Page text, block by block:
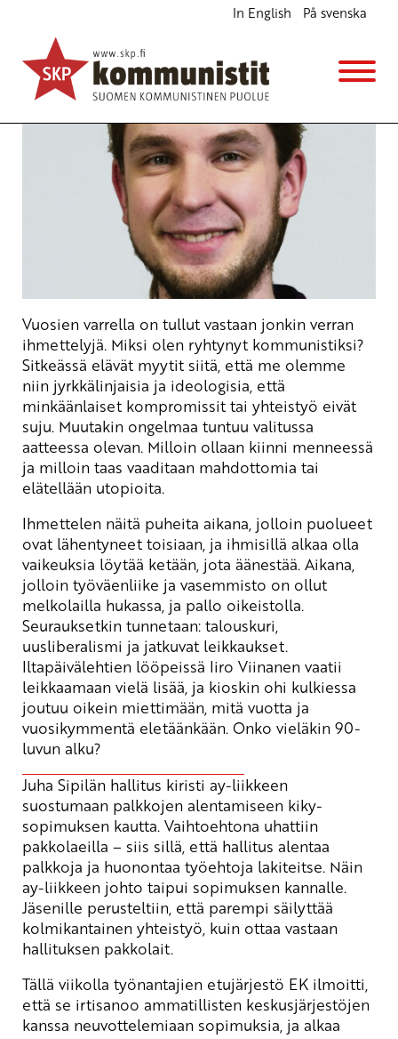
In English På svenska
Annatko liekaa vai taisteletko?
Blogi
22.2.2017 - 0:27
Vuosien varrella on tullut vastaan jonkin verran
ihmettelyjä. Miksi olen ryhtynyt kommunistiksi?
Sitkeässä elävät myytit siitä, että me olemme
niin jyrkkälinjaisia ja ideologisia, että
minkäänlaiset kompromissit tai yhteistyö eivät
suju. Muutakin ongelmaa tuntuu valitussa
aatteessa olevan. Milloin ollaan kiinni menneessä
ja milloin taas vaaditaan mahdottomia tai
elätellään utopioita.
Ihmettelen näitä puheita aikana, jolloin puolueet
ovat lähentyneet toisiaan, ja ihmisillä alkaa olla
vaikeuksia löytää ketään, jota äänestää. Aikana,
jolloin työväenliike ja vasemmisto on ollut
melkolailla hukassa, ja pallo oikeistolla.
Seurauksetkin tunnetaan: talouskuri,
uusliberalismi ja jatkuvat leikkaukset.
Iltapäivälehtien lööpeissä Iiro Viinanen vaatii
leikkaamaan vielä lisää, ja kioskin ohi kulkiessa
joutuu oikein miettimään, mitä vuotta ja
vuosikymmentä eletäänkään. Onko vieläkin 90-
luvun alku?
Juha Sipilän hallitus kiristi ay-liikkeen
suostumaan palkkojen alentamiseen kiky-
sopimuksen kautta. Vaihtoehtona uhattiin
pakkolaeilla – siis sillä, että hallitus alentaa
palkkoja ja huonontaa työehtoja lakiteitse. Näin
ay-liikkeen johto taipui sopimuksen kannalle.
Jäsenille perusteltiin, että parempi säilyttää
kolmikantainen yhteistyö, kuin ottaa vastaan
hallituksen pakkolait.
Tällä viikolla työnantajien etujärjestö EK ilmoitti,
että se irtisanoo ammatillisten keskusjärjestöjen
kanssa neuvottelemiaan sopimuksia, ja alkaa